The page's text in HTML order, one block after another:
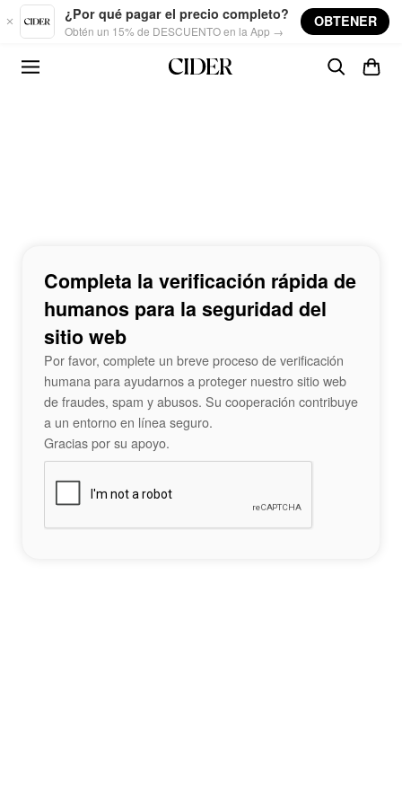
Skip to main content
¿Por qué pagar el precio completo?
Obtén un 15% de DESCUENTO en la App →
OBTENER
Completa la verificación rápida de
humanos para la seguridad del
sitio web
Por favor, complete un breve proceso de verificación
humana para ayudarnos a proteger nuestro sitio web
de fraudes, spam y abusos. Su cooperación contribuye
a un entorno en línea seguro.
Gracias por su apoyo.